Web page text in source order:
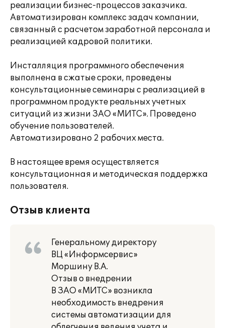
реализации бизнес-процессов заказчика.
Автоматизирован комплекс задач компании,
связанный с расчетом заработной персонала и
реализацией кадровой политики.
Инсталляция программного обеспечения
выполнена в сжатые сроки, проведены
консультационные семинары с реализацией в
программном продукте реальных учетных
ситуаций из жизни ЗАО «МИТС». Проведено
обучение пользователей.
Автоматизировано 2 рабочих места.
В настоящее время осуществляется
консультационная и методическая поддержка
пользователя.
Отзыв клиента
Генеральному директору
ВЦ «Информсервис»
Моршину В.А.
Отзыв о внедрении
В ЗАО «МИТС» возникла
необходимость внедрения
системы автоматизации для